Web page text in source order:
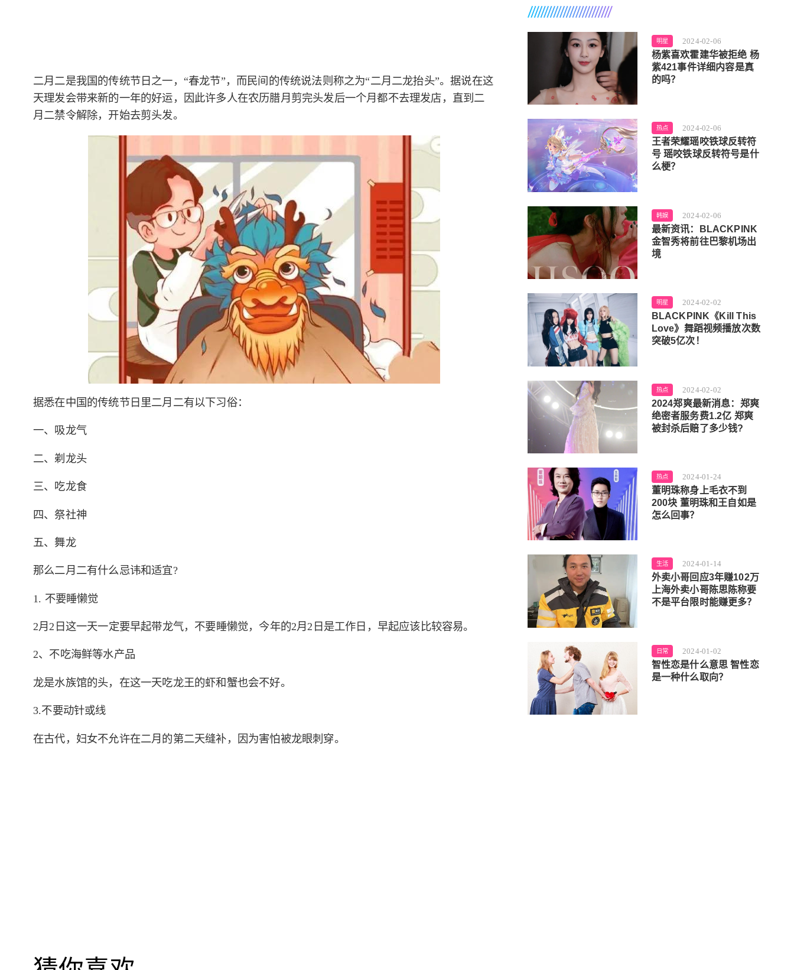
二月二是我国的传统节日之一，“春龙节”，而民间的传统说法则称之为“二月二龙抬头”。据说在这
天理发会带来新的一年的好运，因此许多人在农历腊月剪完头发后一个月都不去理发店，直到二
月二禁令解除，开始去剪头发。
据悉在中国的传统节日里二月二有以下习俗：
一、吸龙气
二、剃龙头
三、吃龙食
四、祭社神
五、舞龙
那么二月二有什么忌讳和适宜?
1. 不要睡懒觉
2月2日这一天一定要早起带龙气，不要睡懒觉，今年的2月2日是工作日，早起应该比较容易。
2、不吃海鲜等水产品
龙是水族馆的头，在这一天吃龙王的虾和蟹也会不好。
3.不要动针或线
在古代，妇女不允许在二月的第二天缝补，因为害怕被龙眼刺穿。
明星 2024-02-06
杨紫喜欢霍建华被拒绝 杨
紫421事件详细内容是真
的吗？
热点 2024-02-06
王者荣耀瑶咬铁球反转符
号 瑶咬铁球反转符号是什
么梗？
韩娱 2024-02-06
最新资讯：BLACKPINK
金智秀将前往巴黎机场出
境
明星 2024-02-02
BLACKPINK《Kill This
Love》舞蹈视频播放次数
突破5亿次！
热点 2024-02-02
2024郑爽最新消息：郑爽
绝密者服务费1.2亿 郑爽
被封杀后赔了多少钱?
热点 2024-01-24
董明珠称身上毛衣不到
200块 董明珠和王自如是
怎么回事？
生活 2024-01-14
外卖小哥回应3年赚102万
上海外卖小哥陈思陈称要
不是平台限时能赚更多？
日常 2024-01-02
智性恋是什么意思 智性恋
是一种什么取向？